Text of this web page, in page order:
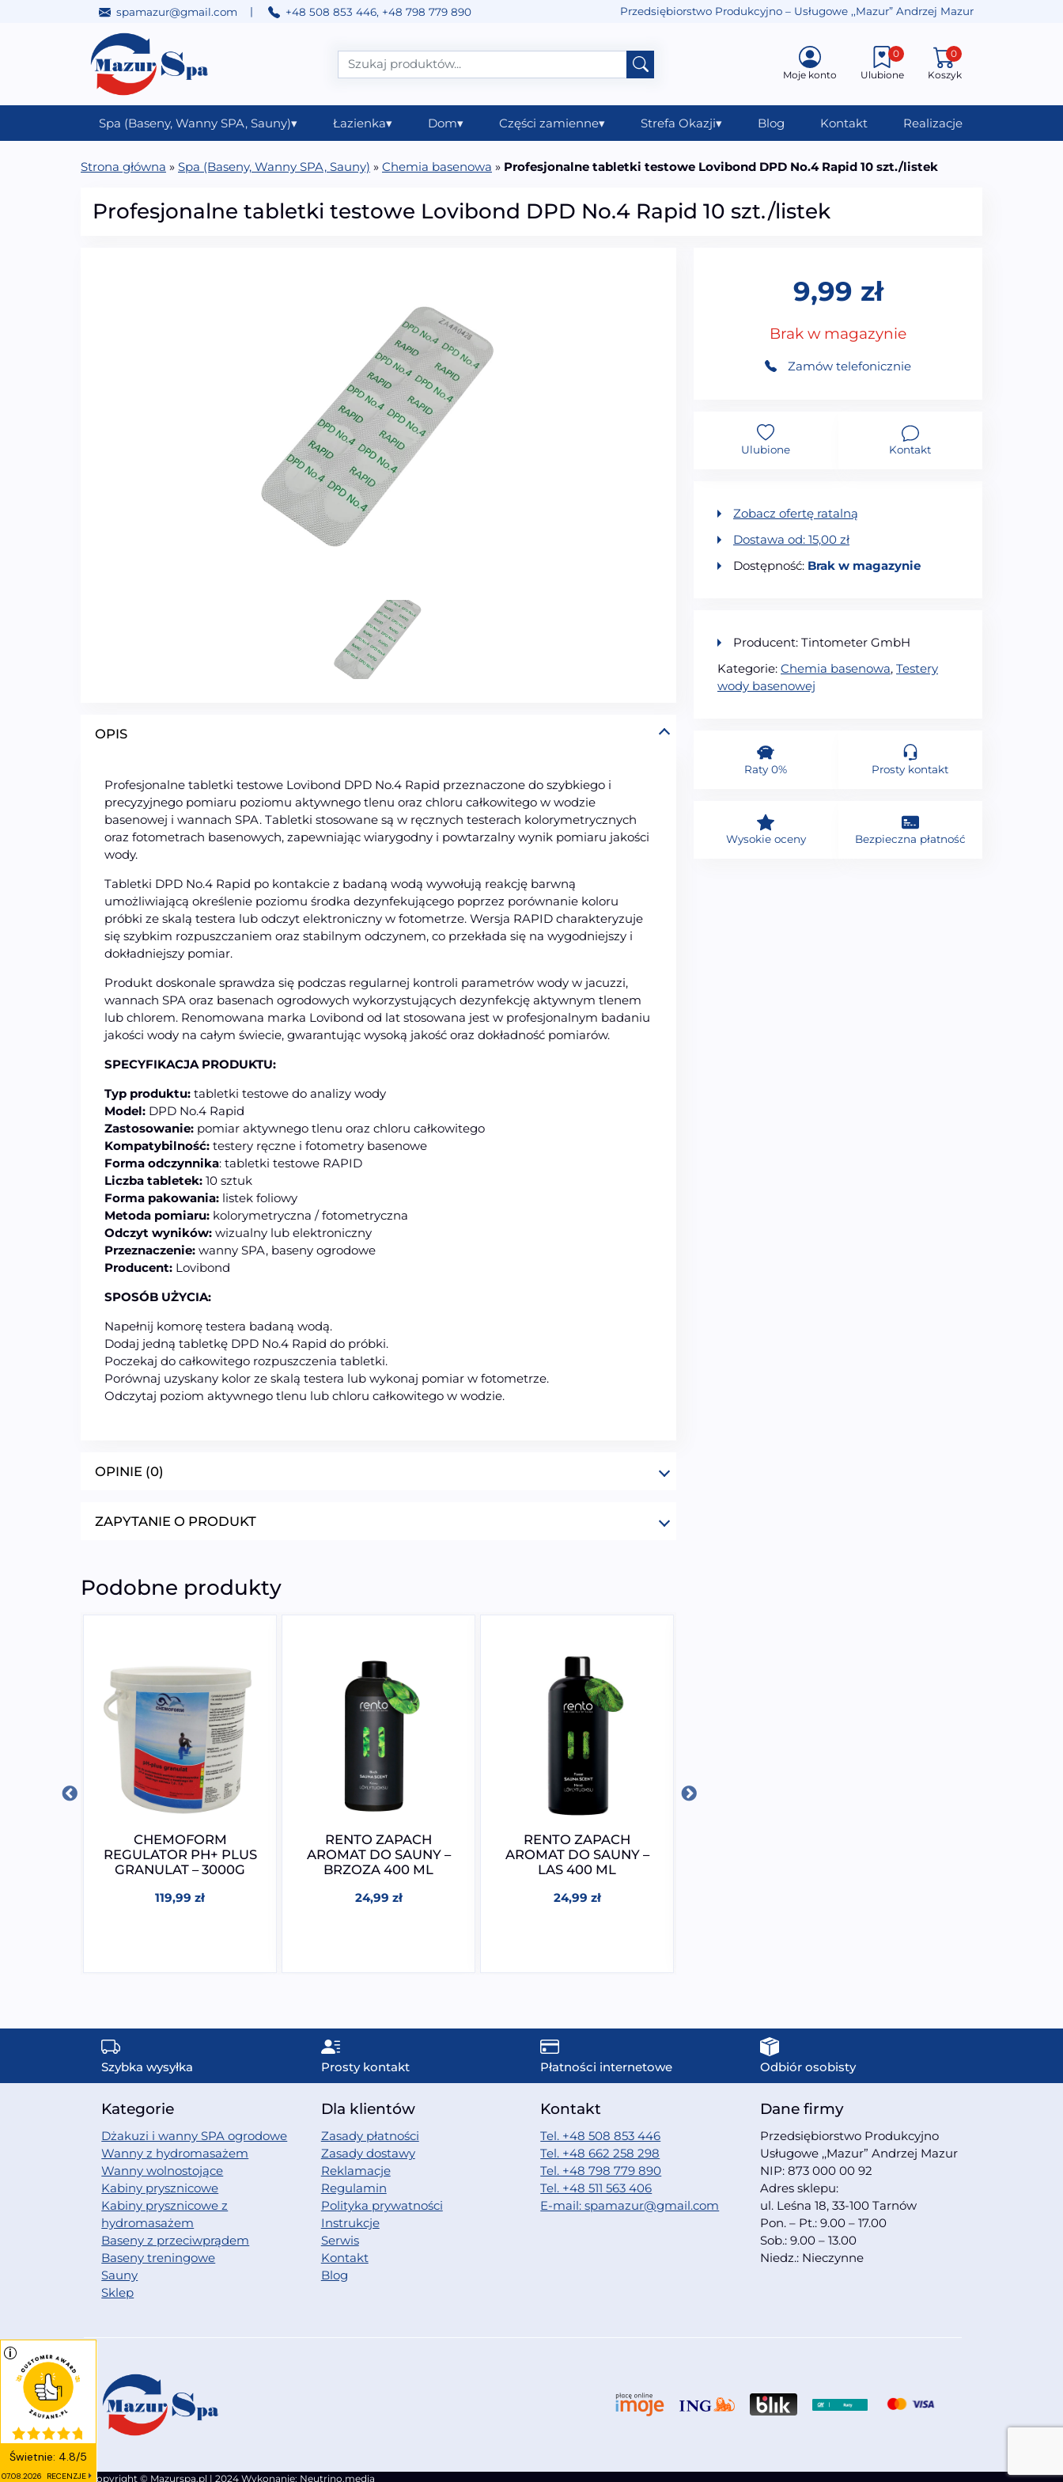
spamazur@gmail.com | +48 508 853 446, +48 798 779 890 Przedsiębiorstwo Produkcyjno – Usługowe ,,Mazur” Andrzej Mazur
Main Navigation Moje konto Ulubione
0
Koszyk
0
Spa (Baseny, Wanny SPA, Sauny)▾ Łazienka▾ Dom▾ Części zamienne▾ Strefa Okazji▾ Blog Kontakt Realizacje
Strona główna » Spa (Baseny, Wanny SPA, Sauny) » Chemia basenowa » Profesjonalne tabletki testowe Lovibond DPD No.4 Rapid 10 szt./listek
Profesjonalne tabletki testowe Lovibond DPD No.4 Rapid 10 szt./listek
OPIS
Profesjonalne tabletki testowe Lovibond DPD No.4 Rapid przeznaczone do szybkiego i
precyzyjnego pomiaru poziomu aktywnego tlenu oraz chloru całkowitego w wodzie
basenowej i wannach SPA. Tabletki stosowane są w ręcznych testerach kolorymetrycznych
oraz fotometrach basenowych, zapewniając wiarygodny i powtarzalny wynik pomiaru jakości
wody.
Tabletki DPD No.4 Rapid po kontakcie z badaną wodą wywołują reakcję barwną
umożliwiającą określenie poziomu środka dezynfekującego poprzez porównanie koloru
próbki ze skalą testera lub odczyt elektroniczny w fotometrze. Wersja RAPID charakteryzuje
się szybkim rozpuszczaniem oraz stabilnym odczynem, co przekłada się na wygodniejszy i
dokładniejszy pomiar.
Produkt doskonale sprawdza się podczas regularnej kontroli parametrów wody w jacuzzi,
wannach SPA oraz basenach ogrodowych wykorzystujących dezynfekcję aktywnym tlenem
lub chlorem. Renomowana marka Lovibond od lat stosowana jest w profesjonalnym badaniu
jakości wody na całym świecie, gwarantując wysoką jakość oraz dokładność pomiarów.
SPECYFIKACJA PRODUKTU:
Typ produktu: tabletki testowe do analizy wody
Model: DPD No.4 Rapid
Zastosowanie: pomiar aktywnego tlenu oraz chloru całkowitego
Kompatybilność: testery ręczne i fotometry basenowe
Forma odczynnika: tabletki testowe RAPID
Liczba tabletek: 10 sztuk
Forma pakowania: listek foliowy
Metoda pomiaru: kolorymetryczna / fotometryczna
Odczyt wyników: wizualny lub elektroniczny
Przeznaczenie: wanny SPA, baseny ogrodowe
Producent: Lovibond
SPOSÓB UŻYCIA:
Napełnij komorę testera badaną wodą.
Dodaj jedną tabletkę DPD No.4 Rapid do próbki.
Poczekaj do całkowitego rozpuszczenia tabletki.
Porównaj uzyskany kolor ze skalą testera lub wykonaj pomiar w fotometrze.
Odczytaj poziom aktywnego tlenu lub chloru całkowitego w wodzie.
OPINIE (0)
ZAPYTANIE O PRODUKT
Podobne produkty
CHEMOFORM
REGULATOR PH+ PLUS
GRANULAT – 3000G
119,99 zł
RENTO ZAPACH
AROMAT DO SAUNY –
BRZOZA 400 ML
24,99 zł
RENTO ZAPACH
AROMAT DO SAUNY –
LAS 400 ML
24,99 zł
9,99 zł
Brak w magazynie
Zamów telefonicznie
Ulubione Kontakt
Zobacz ofertę ratalną
Dostawa od: 15,00 zł
Dostępność: Brak w magazynie
Producent: Tintometer GmbH
Kategorie: Chemia basenowa, Testery
wody basenowej
Raty 0% Prosty kontakt
Wysokie oceny Bezpieczna płatność
Szybka wysyłka Prosty kontakt Płatności internetowe Odbiór osobisty
Kategorie
Dżakuzi i wanny SPA ogrodowe
Wanny z hydromasażem
Wanny wolnostojące
Kabiny prysznicowe
Kabiny prysznicowe z
hydromasażem
Baseny z przeciwprądem
Baseny treningowe
Sauny
Sklep
Dla klientów
Zasady płatności
Zasady dostawy
Reklamacje
Regulamin
Polityka prywatności
Instrukcje
Serwis
Kontakt
Blog
Kontakt
Tel. +48 508 853 446
Tel. +48 662 258 298
Tel. +48 798 779 890
Tel. +48 511 563 406
E-mail: spamazur@gmail.com
Dane firmy
Przedsiębiorstwo Produkcyjno
Usługowe ,,Mazur” Andrzej Mazur
NIP: 873 000 00 92
Adres sklepu:
ul. Leśna 18, 33-100 Tarnów
Pon. – Pt.: 9.00 – 17.00
Sob.: 9.00 – 13.00
Niedz.: Nieczynne
Copyright © Mazurspa.pl | 2024 Wykonanie: Neutrino.media
Świetnie: 4.8/5
07.08.2026 RECENZJE